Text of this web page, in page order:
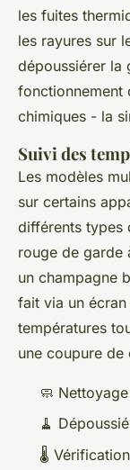
les fuites
les rayures sur
dépoussiérer la
fonctionnement
chimiques - la
Suivi des
Les modèles
sur certains
différents types
rouge de garde
un champagne
fait via un écran
températures
une coupure de
🧼
🧹
🌡️